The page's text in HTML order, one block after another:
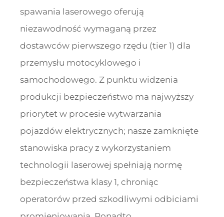
spawania laserowego oferują
niezawodność wymaganą przez
dostawców pierwszego rzędu (tier 1) dla
przemysłu motocyklowego i
samochodowego. Z punktu widzenia
produkcji bezpieczeństwo ma najwyższy
priorytet w procesie wytwarzania
pojazdów elektrycznych; nasze zamknięte
stanowiska pracy z wykorzystaniem
technologii laserowej spełniają normę
bezpieczeństwa klasy 1, chroniąc
operatorów przed szkodliwymi odbiciami